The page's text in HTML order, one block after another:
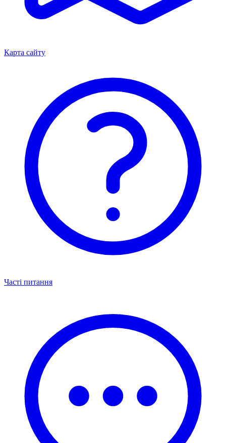
Карта сайту
Часті питання